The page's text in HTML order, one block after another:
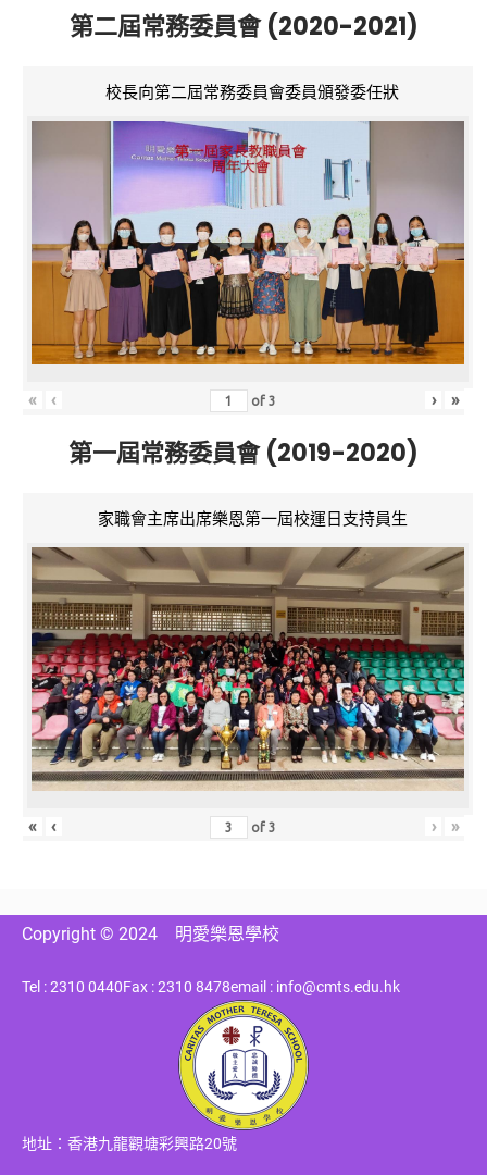
第二屆常務委員會 (2020-2021)
校長向第二屆常務委員會委員頒發委任狀
« ‹ of3 › »
第一屆常務委員會 (2019-2020)
家職會主席出席樂恩第一屆校運日支持員生
« ‹ of3 › »
Copyright © 2024 明愛樂恩學校
Tel : 2310 0440Fax : 2310 8478email : info@cmts.edu.hk
地址：香港九龍觀塘彩興路20號